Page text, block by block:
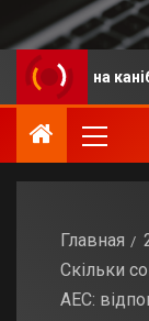
на
Главная
Скільки
АЕС: